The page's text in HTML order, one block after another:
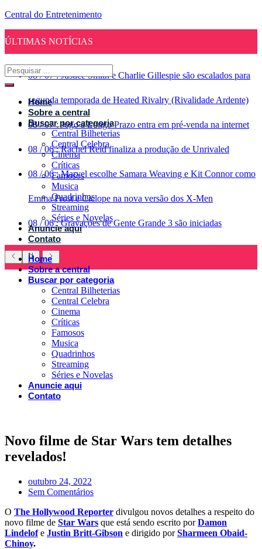
Central do Entretenimento
ÚLTIMAS NOTÍCIAS
08 / 07 : Justice Smith e Charlie Gillespie são escalados para
segunda temporada de Heated Rivalry (Rivalidade Ardente)
08 / 07 : Jogo a Longo Prazo entra em pré-venda na internet
08 / 06 : Rachel Reid finaliza a produção de Unrivaled
08 / 06 : Marvel escolhe Samara Weaving e Kit Connor como
Emma Frost e Ciclope na nova versão dos X-Men
08 / 06 : Gravações de Gente Grande 3 são iniciadas
Home
Sobre a central
Buscar por categoria
Central Bilheterias
Central Celebra
Cinema
Críticas
Famosos
Musica
Quadrinhos
Streaming
Séries e Novelas
Anuncie aqui
Contato
Home
Sobre a central
Buscar por categoria
Central Bilheterias
Central Celebra
Cinema
Críticas
Famosos
Musica
Quadrinhos
Streaming
Séries e Novelas
Anuncie aqui
Contato
Novo filme de Star Wars tem detalhes
revelados!
outubro 24, 2022
Sem Comentários
O The Hollywood Reporter divulgou novos detalhes a respeito do
novo filme de Star Wars que está sendo escrito porDamon
Lindelof e Justin Britt-Gibson e dirigido porSharmeen Obaid-
Chinoy.